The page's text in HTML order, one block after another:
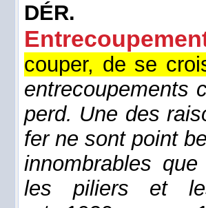
DÉR.
couper, de se
entrecoupements
perd. Une des
fer ne sont point
innombrables
les piliers et